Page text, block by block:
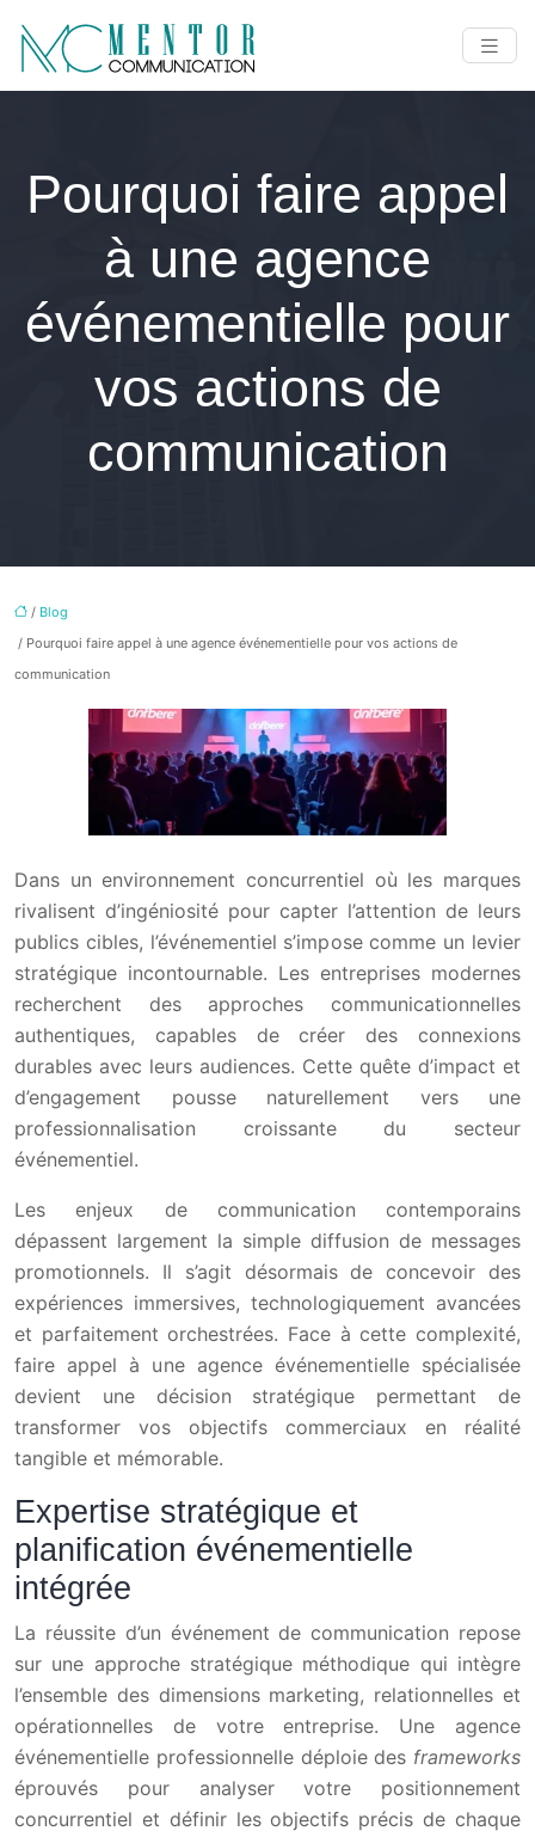
Pourquoi faire appel
à une agence
événementielle pour
vos actions de
communication
/ Blog
/ Pourquoi faire appel à une agence événementielle pour vos actions de
communication
Dans un environnement concurrentiel où les marques
rivalisent d’ingéniosité pour capter l’attention de leurs
publics cibles, l’événementiel s’impose comme un levier
stratégique incontournable. Les entreprises modernes
recherchent des approches communicationnelles
authentiques, capables de créer des connexions
durables avec leurs audiences. Cette quête d’impact et
d’engagement pousse naturellement vers une
professionnalisation croissante du secteur
événementiel.
Les enjeux de communication contemporains
dépassent largement la simple diffusion de messages
promotionnels. Il s’agit désormais de concevoir des
expériences immersives, technologiquement avancées
et parfaitement orchestrées. Face à cette complexité,
faire appel à une agence événementielle spécialisée
devient une décision stratégique permettant de
transformer vos objectifs commerciaux en réalité
tangible et mémorable.
Expertise stratégique et
planification événementielle
intégrée
La réussite d’un événement de communication repose
sur une approche stratégique méthodique qui intègre
l’ensemble des dimensions marketing, relationnelles et
opérationnelles de votre entreprise. Une agence
événementielle professionnelle déploie des frameworks
éprouvés pour analyser votre positionnement
concurrentiel et définir les objectifs précis de chaque